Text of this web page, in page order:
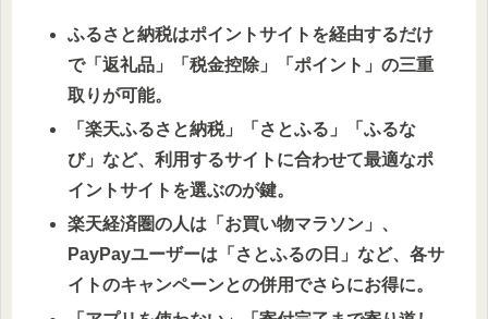
ふるさと納税はポイントサイトを経由するだけ
で「返礼品」「税金控除」「ポイント」の三重
取りが可能。
「楽天ふるさと納税」「さとふる」「ふるな
び」など、利用するサイトに合わせて最適なポ
イントサイトを選ぶのが鍵。
楽天経済圏の人は「お買い物マラソン」、
PayPayユーザーは「さとふるの日」など、各サ
イトのキャンペーンとの併用でさらにお得に。